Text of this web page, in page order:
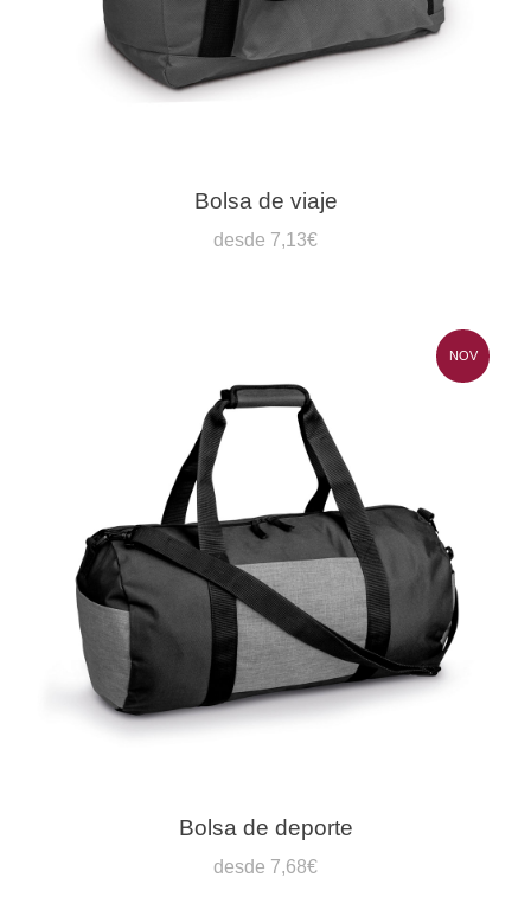
Bolsa de viaje
desde 7,13€
NOV
Bolsa de deporte
desde 7,68€